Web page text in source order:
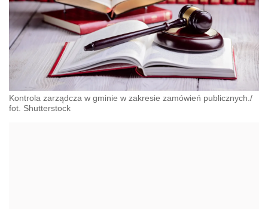
Kontrola zarządcza w gminie w zakresie zamówień publicznych./
fot. Shutterstock